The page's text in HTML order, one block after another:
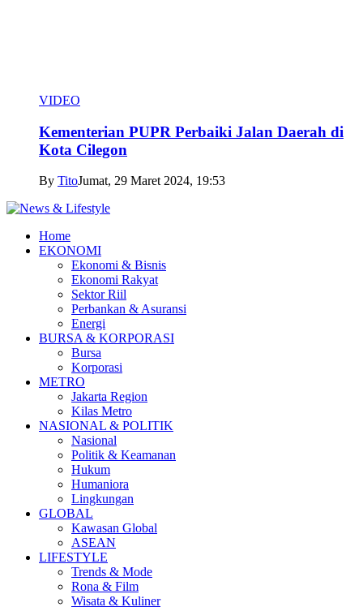
VIDEO
Kementerian PUPR Perbaiki Jalan Daerah di
Kota Cilegon
By TitoJumat, 29 Maret 2024, 19:53
Home
EKONOMI
Ekonomi & Bisnis
Ekonomi Rakyat
Sektor Riil
Perbankan & Asuransi
Energi
BURSA & KORPORASI
Bursa
Korporasi
METRO
Jakarta Region
Kilas Metro
NASIONAL & POLITIK
Nasional
Politik & Keamanan
Hukum
Humaniora
Lingkungan
GLOBAL
Kawasan Global
ASEAN
LIFESTYLE
Trends & Mode
Rona & Film
Wisata & Kuliner